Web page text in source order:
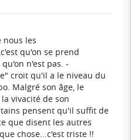
nous les
qu'on se prend
n'est pas. -
croit qu'il a le niveau du
Malgré son âge, le
vivacité de son
pensent qu'il suffit de
que disent les autres
chose...c'est triste !!